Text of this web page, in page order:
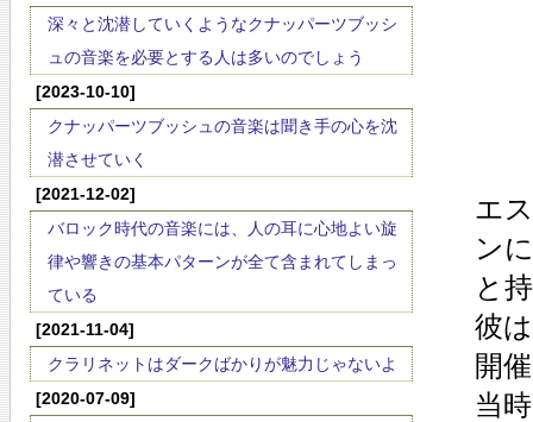
深々と沈潜していくようなクナッパーツブッシ
ュの音楽を必要とする人は多いのでしょう
[2023-10-10]
クナッパーツブッシュの音楽は聞き手の心を沈
潜させていく
[2021-12-02]
バロック時代の音楽には、人の耳に心地よい旋
律や響きの基本パターンが全て含まれてしまっ
ている
[2021-11-04]
クラリネットはダークばかりが魅力じゃないよ
[2020-07-09]
エ
ン
と
彼
開
当